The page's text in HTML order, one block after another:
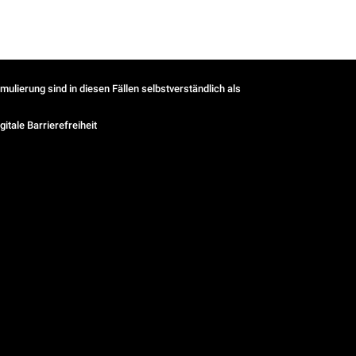
sind in diesen Fällen selbstverständlich als
Barrierefreiheit